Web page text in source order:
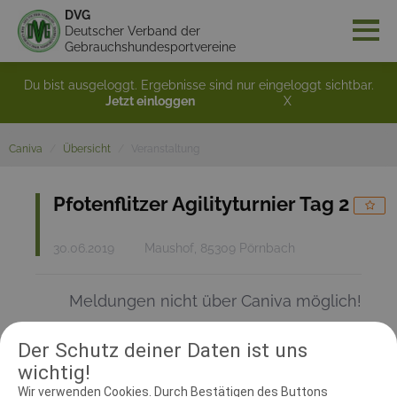
Der Schutz deiner Daten ist uns
wichtig!
Wir verwenden Cookies. Durch Bestätigen des Buttons
DVG
Deutscher Verband der
Gebrauchshundesportvereine
Du bist ausgeloggt. Ergebnisse sind nur eingeloggt sichtbar.
Jetzt einloggen
X
Caniva Übersicht
Pfotenflitzer Agilityturnier Tag 2
30.06.2019 Maushof, 85309 Pörnbach
Meldungen nicht über Caniva möglich!
RICHTER UND HELFER